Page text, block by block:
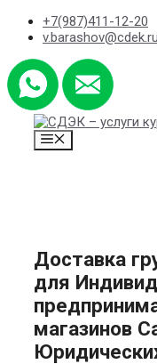
Skip
+7(987)411-12-20
v.barashov@cdek.ru
Доставка
для
магазинов